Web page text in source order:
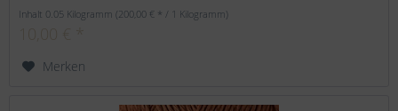
Inhalt 0.05 Kilogramm(200,00 € * / 1 Kilogramm)
Merken